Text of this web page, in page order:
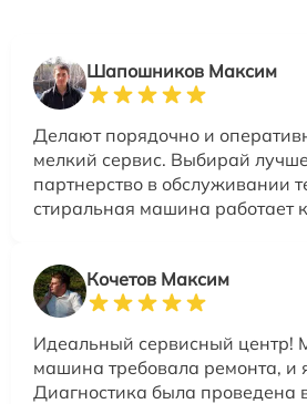
Шапошников Максим
Делают порядочно и
мелкий сервис. Выбирай
партнерство в обслуживании
стиральная машина работает
Кочетов Максим
Идеальный сервисный центр!
машина требовала ремонта, и
Диагностика была проведена